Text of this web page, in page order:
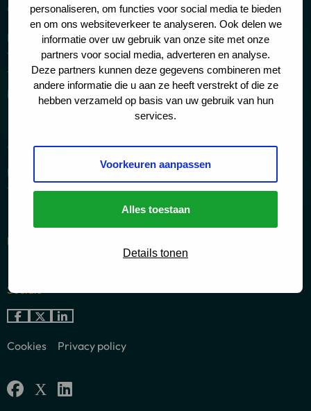
personaliseren, om functies voor social media te bieden
en om ons websiteverkeer te analyseren. Ook delen we
informatie over uw gebruik van onze site met onze
partners voor social media, adverteren en analyse.
Deze partners kunnen deze gegevens combineren met
andere informatie die u aan ze heeft verstrekt of die ze
hebben verzameld op basis van uw gebruik van hun
services.
Voorkeuren aanpassen
Alles toestaan
Details tonen
Coordonnées de la personne à contacter
De Boelelaan 7
1083 HJ Amsterdam
Tél: +31 20 26 100 02
E-mail: info@linkadvocaten.nl
Adresse postale
De Boelelaan 7
1083 HJ Amsterdam
Domaines juridiques
Socials
Go Go Go
to
LinkedIn
Cookies Privacy policy
Go GoGo